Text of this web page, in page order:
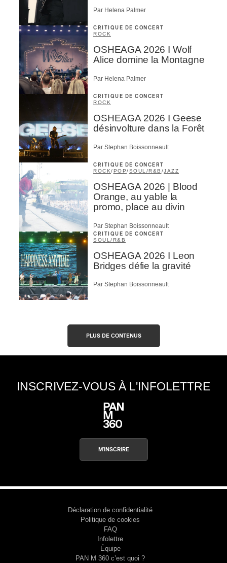
Par Helena Palmer
CRITIQUE DE CONCERT
ROCK
OSHEAGA 2026 I Wolf
Alice domine la Montagne
Par Helena Palmer
CRITIQUE DE CONCERT
ROCK
OSHEAGA 2026 I Geese
désinvolture dans la Forêt
Par Stephan Boissonneault
CRITIQUE DE CONCERT
ROCK/ POP/SOUL/R&B /JAZZ
OSHEAGA 2026 | Blood
Orange, au yable la
promo, place au divin
Par Stephan Boissonneault
CRITIQUE DE CONCERT
SOUL/R&B
OSHEAGA 2026 I Leon
Bridges défie la gravité
Par Stephan Boissonneault
PLUS DE CONTENUS
INSCRIVEZ-VOUS À L'INFOLETTRE
M'INSCRIRE
Déclaration de confidentialité
Politique de cookies
FAQ
Infolettre
Équipe
PAN M 360 c’est quoi ?